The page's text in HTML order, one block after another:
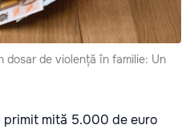
de violență în familie: Un
mită 5.000 de euro